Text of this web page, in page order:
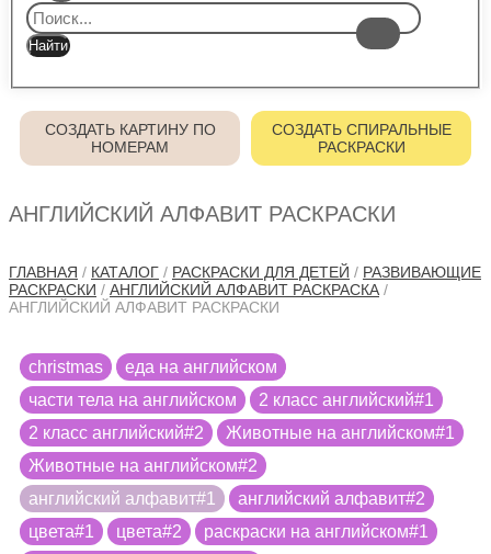
СОЗДАТЬ КАРТИНУ ПО
НОМЕРАМ
СОЗДАТЬ СПИРАЛЬНЫЕ
РАСКРАСКИ
АНГЛИЙСКИЙ АЛФАВИТ РАСКРАСКИ
ГЛАВНАЯ / КАТАЛОГ / РАСКРАСКИ ДЛЯ ДЕТЕЙ / РАЗВИВАЮЩИЕ
РАСКРАСКИ / АНГЛИЙСКИЙ АЛФАВИТ РАСКРАСКА/
АНГЛИЙСКИЙ АЛФАВИТ РАСКРАСКИ
christmas
еда на английском
части тела на английском
2 класс английский#1
2 класс английский#2
Животные на английском#1
Животные на английском#2
английский алфавит#1
английский алфавит#2
цвета#1
цвета#2
раскраски на английском#1